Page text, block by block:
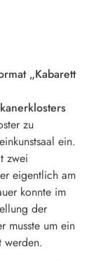
„Kabarett
zu
ein.
zwei
eigentlich am
konnte im
der
musste um ein
werden.